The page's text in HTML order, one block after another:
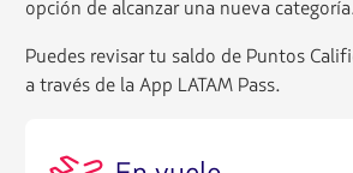
opción de alcanzar una nueva
Puedes revisar tu saldo de Puntos
a través de la App LATAM Pass.